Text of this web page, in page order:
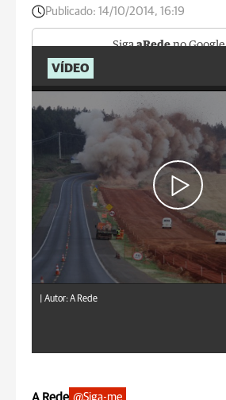
Publicado: 14/10/2014, 16:19
SigaaRedeno Google
VÍDEO
Autor: A Rede
A Rede @Siga-me